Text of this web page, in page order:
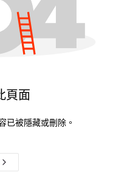
頁面
已被隱藏或刪除。